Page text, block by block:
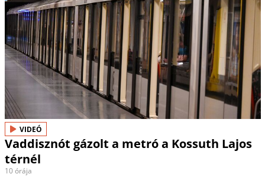
VIDEÓ
Vaddisznót gázolt a metró a Kossuth Lajos
térnél
10 órája